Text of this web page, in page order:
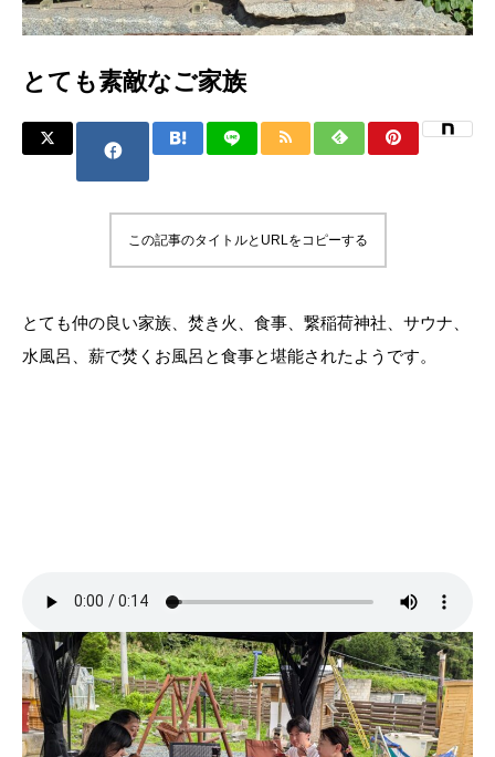
とても素敵なご家族
この記事のタイトルとURLをコピーする
とても仲の良い家族、焚き火、食事、繋稲荷神社、サウナ、
水風呂、薪で焚くお風呂と食事と堪能されたようです。